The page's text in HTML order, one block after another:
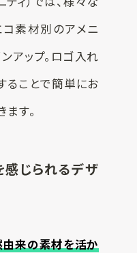
コ素材別のアメニ
アップ。ロゴ入れ
ることで簡単にお
す。
じられるデザ
由来の素材を活か